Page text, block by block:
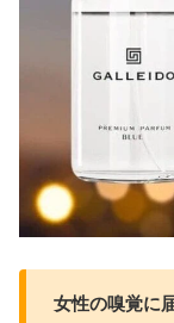
女性の嗅覚に